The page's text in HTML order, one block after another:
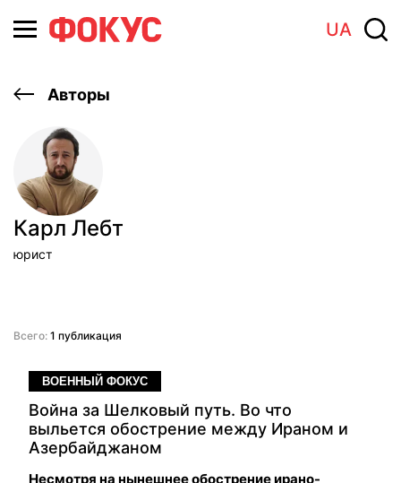
UA
Авторы
Карл Лебт
юрист
Всего: 1 публикация
ВОЕННЫЙ ФОКУС
Война за Шелковый путь. Во что
выльется обострение между Ираном и
Азербайджаном
Несмотря на нынешнее обострение ирано-